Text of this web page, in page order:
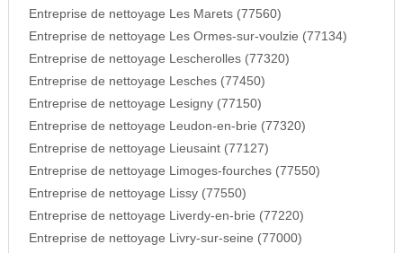
Entreprise de nettoyage Les Marets (77560)
Entreprise de nettoyage Les Ormes-sur-voulzie (77134)
Entreprise de nettoyage Lescherolles (77320)
Entreprise de nettoyage Lesches (77450)
Entreprise de nettoyage Lesigny (77150)
Entreprise de nettoyage Leudon-en-brie (77320)
Entreprise de nettoyage Lieusaint (77127)
Entreprise de nettoyage Limoges-fourches (77550)
Entreprise de nettoyage Lissy (77550)
Entreprise de nettoyage Liverdy-en-brie (77220)
Entreprise de nettoyage Livry-sur-seine (77000)